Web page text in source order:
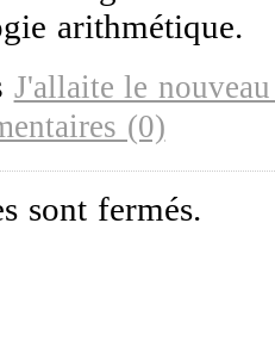
arithmétique.
J'allaite le
(0)
sont fermés.